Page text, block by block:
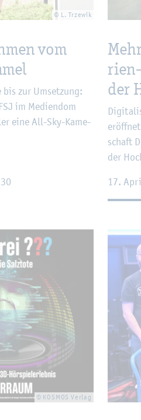
© L. Trze­wik
vom
bis zur Um­set­zung:
im Me­di­en­dom
eine All-Sky-Ka­me­
der
schaft
der
17.
© KOS­MOS Ver­lag